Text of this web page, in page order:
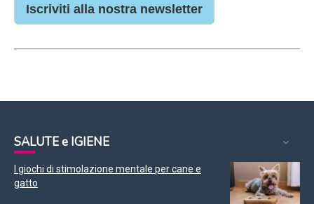
Iscriviti alla nostra newsletter
SALUTE e IGIENE
I giochi di stimolazione mentale per cane e
gatto